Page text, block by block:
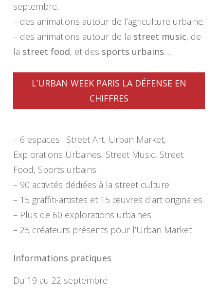
septembre.
– des animations autour de l’agriculture urbaine.
– des animations autour de la street music, de
la street food, et des sports urbains…
L’URBAN WEEK PARIS LA DÉFENSE EN
CHIFFRES
– 6 espaces : Street Art, Urban Market,
Explorations Urbaines, Street Music, Street
Food, Sports urbains.
– 90 activités dédiées à la street culture
– 15 graffiti-artistes et 15 œuvres d’art originales
– Plus de 60 explorations urbaines
– 25 créateurs présents pour l’Urban Market
Informations pratiques
Du 19 au 22 septembre